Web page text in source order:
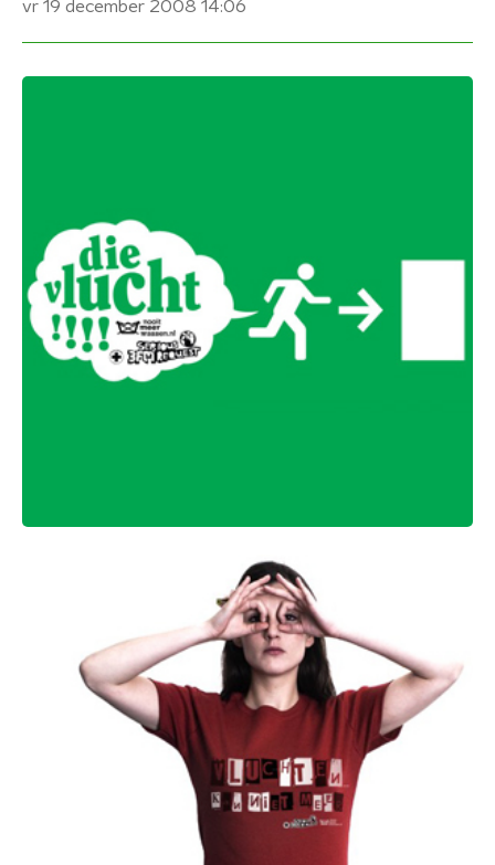
vr 19 december 2008 14:06